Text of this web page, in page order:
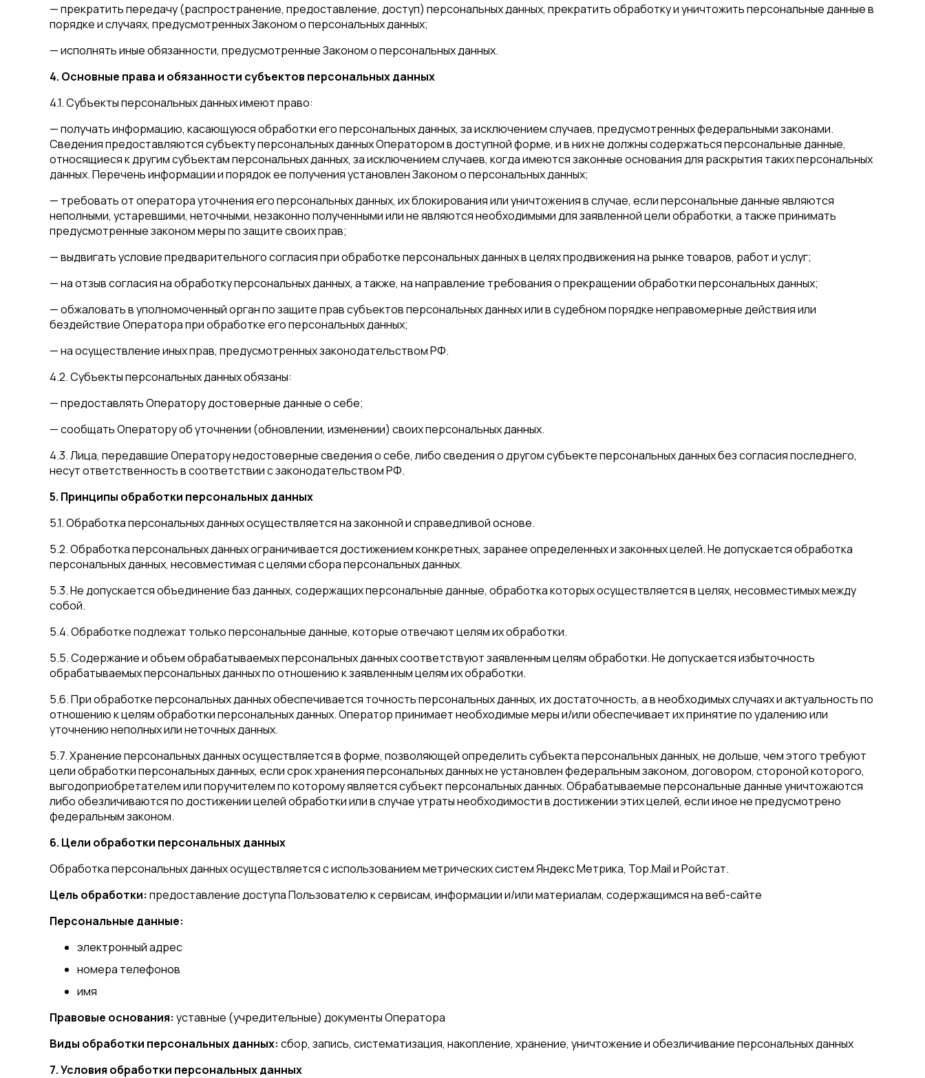
— прекратить передачу (распространение, предоставление, доступ) персональных данных, прекратить обработку и уничтожить персональные данные в
порядке и случаях, предусмотренных Законом о персональных данных;
— исполнять иные обязанности, предусмотренные Законом о персональных данных.
4. Основные права и обязанности субъектов персональных данных
4.1. Субъекты персональных данных имеют право:
— получать информацию, касающуюся обработки его персональных данных, за исключением случаев, предусмотренных федеральными законами.
Сведения предоставляются субъекту персональных данных Оператором в доступной форме, и в них не должны содержаться персональные данные,
относящиеся к другим субъектам персональных данных, за исключением случаев, когда имеются законные основания для раскрытия таких персональных
данных. Перечень информации и порядок ее получения установлен Законом о персональных данных;
— требовать от оператора уточнения его персональных данных, их блокирования или уничтожения в случае, если персональные данные являются
неполными, устаревшими, неточными, незаконно полученными или не являются необходимыми для заявленной цели обработки, а также принимать
предусмотренные законом меры по защите своих прав;
— выдвигать условие предварительного согласия при обработке персональных данных в целях продвижения на рынке товаров, работ и услуг;
— на отзыв согласия на обработку персональных данных, а также, на направление требования о прекращении обработки персональных данных;
— обжаловать в уполномоченный орган по защите прав субъектов персональных данных или в судебном порядке неправомерные действия или
бездействие Оператора при обработке его персональных данных;
— на осуществление иных прав, предусмотренных законодательством РФ.
4.2. Субъекты персональных данных обязаны:
— предоставлять Оператору достоверные данные о себе;
— сообщать Оператору об уточнении (обновлении, изменении) своих персональных данных.
4.3. Лица, передавшие Оператору недостоверные сведения о себе, либо сведения о другом субъекте персональных данных без согласия последнего,
несут ответственность в соответствии с законодательством РФ.
5. Принципы обработки персональных данных
5.1. Обработка персональных данных осуществляется на законной и справедливой основе.
5.2. Обработка персональных данных ограничивается достижением конкретных, заранее определенных и законных целей. Не допускается обработка
персональных данных, несовместимая с целями сбора персональных данных.
5.3. Не допускается объединение баз данных, содержащих персональные данные, обработка которых осуществляется в целях, несовместимых между
собой.
5.4. Обработке подлежат только персональные данные, которые отвечают целям их обработки.
5.5. Содержание и объем обрабатываемых персональных данных соответствуют заявленным целям обработки. Не допускается избыточность
обрабатываемых персональных данных по отношению к заявленным целям их обработки.
5.6. При обработке персональных данных обеспечивается точность персональных данных, их достаточность, а в необходимых случаях и актуальность по
отношению к целям обработки персональных данных. Оператор принимает необходимые меры и/или обеспечивает их принятие по удалению или
уточнению неполных или неточных данных.
5.7. Хранение персональных данных осуществляется в форме, позволяющей определить субъекта персональных данных, не дольше, чем этого требуют
цели обработки персональных данных, если срок хранения персональных данных не установлен федеральным законом, договором, стороной которого,
выгодоприобретателем или поручителем по которому является субъект персональных данных. Обрабатываемые персональные данные уничтожаются
либо обезличиваются по достижении целей обработки или в случае утраты необходимости в достижении этих целей, если иное не предусмотрено
федеральным законом.
6. Цели обработки персональных данных
Обработка персональных данных осуществляется с использованием метрических систем Яндекс Метрика, Top.Mail и Ройстат.
Цель обработки: предоставление доступа Пользователю к сервисам, информации и/или материалам, содержащимся на веб-сайте
Персональные данные:
электронный адрес
номера телефонов
имя
Правовые основания: уставные (учредительные) документы Оператора
Виды обработки персональных данных: сбор, запись, систематизация, накопление, хранение, уничтожение и обезличивание персональных данных
7. Условия обработки персональных данных